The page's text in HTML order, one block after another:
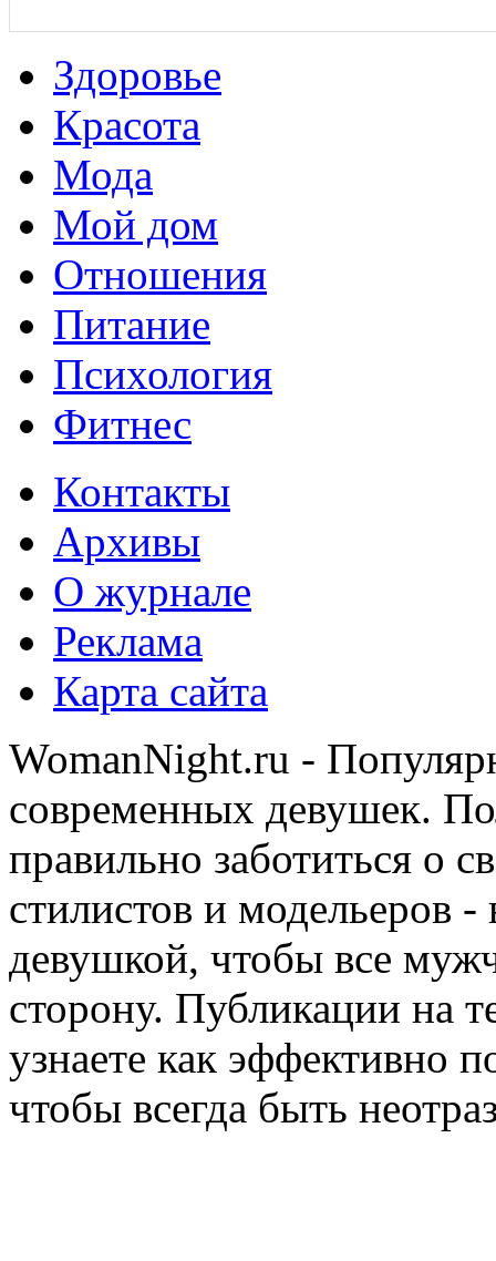
Здоровье
Красота
Мода
Мой дом
Отношения
Питание
Психология
Фитнес
Контакты
Архивы
О журнале
Реклама
Карта сайта
WomanNight.ru -
современных девушек.
правильно заботиться о
стилистов и модельеров
девушкой, чтобы все
сторону. Публикации на
узнаете как эффективно
чтобы всегда быть